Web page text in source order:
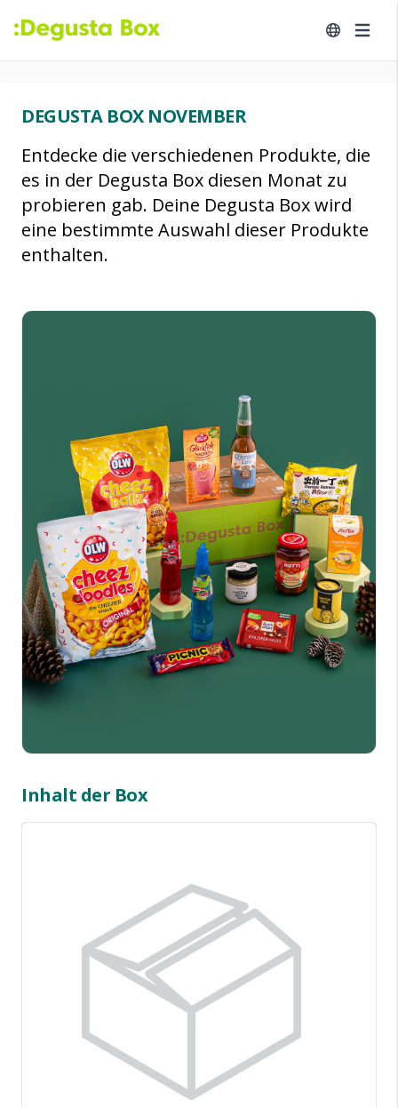
DEGUSTA BOX NOVEMBER
Entdecke die verschiedenen Produkte, die
es in der Degusta Box diesen Monat zu
probieren gab. Deine Degusta Box wird
eine bestimmte Auswahl dieser Produkte
enthalten.
Inhalt der Box